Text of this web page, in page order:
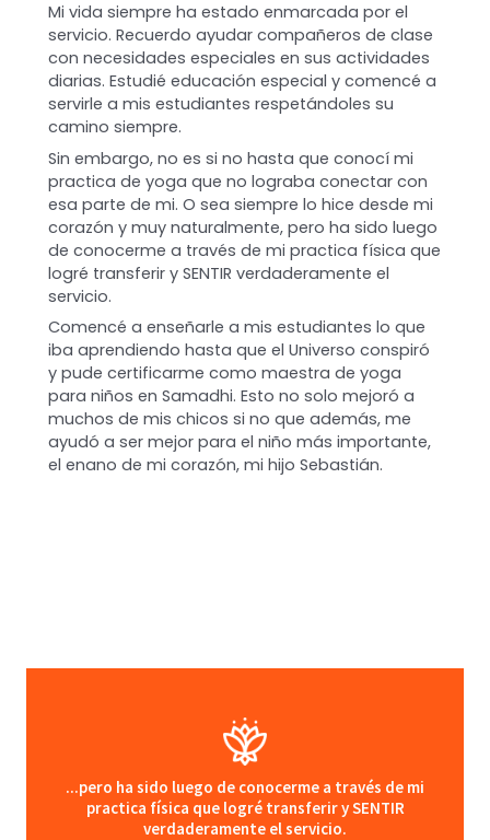
Mi vida siempre ha estado enmarcada por el
servicio. Recuerdo ayudar compañeros de clase
con necesidades especiales en sus actividades
diarias. Estudié educación especial y comencé a
servirle a mis estudiantes respetándoles su
camino siempre.
Sin embargo, no es si no hasta que conocí mi
practica de yoga que no lograba conectar con
esa parte de mi. O sea siempre lo hice desde mi
corazón y muy naturalmente, pero ha sido luego
de conocerme a través de mi practica física que
logré transferir y SENTIR verdaderamente el
servicio.
Comencé a enseñarle a mis estudiantes lo que
iba aprendiendo hasta que el Universo conspiró
y pude certificarme como maestra de yoga
para niños en Samadhi. Esto no solo mejoró a
muchos de mis chicos si no que además, me
ayudó a ser mejor para el niño más importante,
el enano de mi corazón, mi hijo Sebastián.
...pero ha sido luego de conocerme a través de mi
practica física que logré transferir y SENTIR
verdaderamente el servicio.